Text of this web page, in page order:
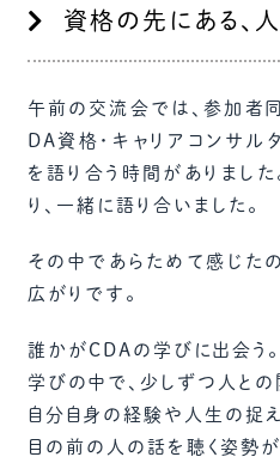
資格の先にある、
午前の交流会では、参加者同
DA資格・キャリアコンサル
を語り合う時間がありまし
り、一緒に語り合いました。
その中であらためて感じた
広がりです。
誰かがCDAの学びに出会う。
学びの中で、少しずつ人との
自分自身の経験や人生の捉
目の前の人の話を聴く姿勢が